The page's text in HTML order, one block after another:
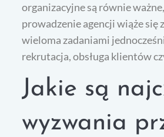
organizacyjne są równie
prowadzenie agencji wiąże się
wieloma zadaniami
rekrutacja, obsługa klientów
Jakie są
wyzwania